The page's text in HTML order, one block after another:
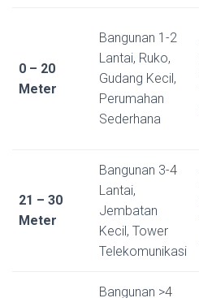
0 – 20
Meter
Bangunan 1-2
Lantai, Ruko,
Gudang Kecil,
Perumahan
Sederhana
21 – 30
Meter
Bangunan 3-4
Lantai,
Jembatan
Kecil, Tower
Telekomunikasi
Bangunan >4